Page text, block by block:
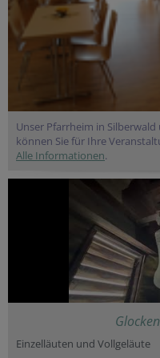
Unser Pfarrheim in
können Sie für Ihre
Alle Informationen.
Einzelläuten und Vollgeläute